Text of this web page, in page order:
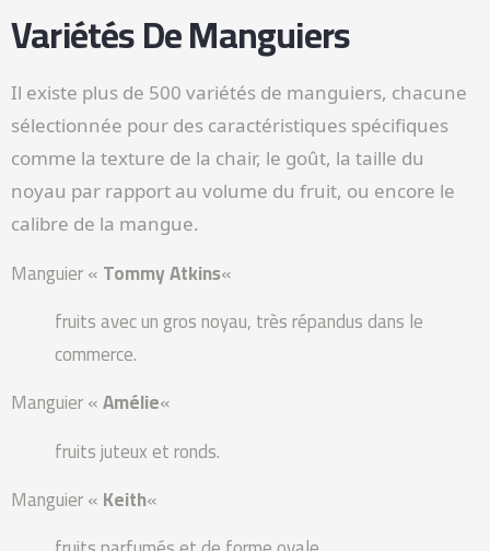
Variétés De Manguiers
Il existe plus de 500 variétés de manguiers, chacune
sélectionnée pour des caractéristiques spécifiques
comme la texture de la chair, le goût, la taille du
noyau par rapport au volume du fruit, ou encore le
calibre de la mangue.
Manguier «Tommy Atkins«
fruits avec un gros noyau, très répandus dans le
commerce.
Manguier «Amélie«
fruits juteux et ronds.
Manguier «Keith«